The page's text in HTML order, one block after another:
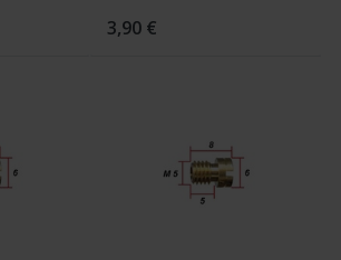
3,90 €